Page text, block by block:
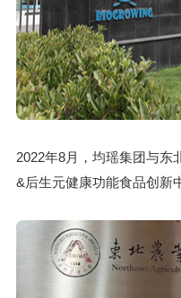
2022年8月，均瑶集团与东
&后生元健康功能食品创新